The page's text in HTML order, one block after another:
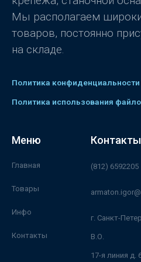
Мы располагаем
товаров, постоянно
на складе.
Политика конфиденциальности
Политика использования
Меню
Главная
Товары
Инфо
Контакты
Контакты
(812) 6592205
г. Санкт-
В.О.
17-я линия д.